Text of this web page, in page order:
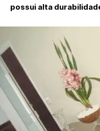
possui alta